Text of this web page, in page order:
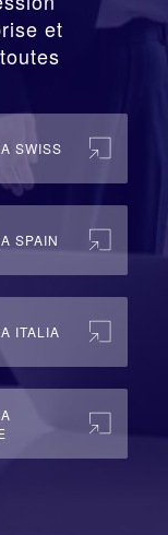
et
SWISS
SPAIN
ITALIA